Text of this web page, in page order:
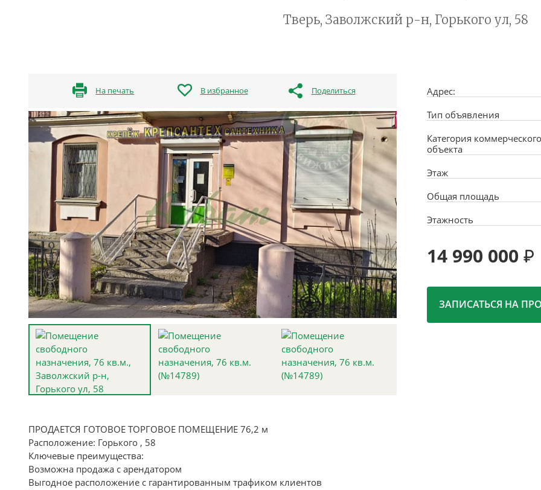
Тверь, Заволжский р-н, Горького ул, 58
На печать В избранное Поделиться
Адрес:
Тип объявления
Категория коммерческого
объекта
Этаж
Общая площадь
Этажность
14 990 000
ЗАПИСАТЬСЯ НА
ПРОДАЕТСЯ ГОТОВОЕ ТОРГОВОЕ ПОМЕЩЕНИЕ 76,2 м
Расположение: Горького , 58
Ключевые преимущества:
Возможна продажа с арендатором
Выгодное расположение с гарантированным трафиком клиентов